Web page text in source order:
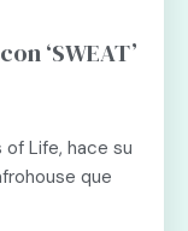
‘SWEAT’
of Life, hace su
que